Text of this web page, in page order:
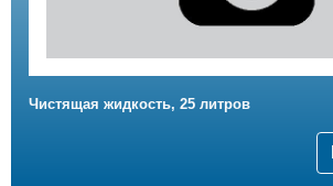
Чистящая жидкость, 25 литров